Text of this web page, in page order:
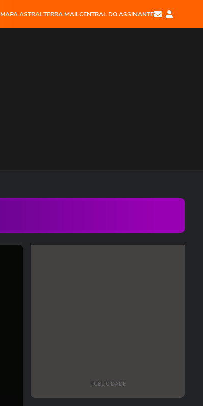
MAPA ASTRALTERRA MAILCENTRAL DO ASSINANTE
PUBLICIDADE